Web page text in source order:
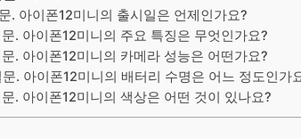
. 아이폰12미니의 출시일은 언제인가요?
. 아이폰12미니의 주요 특징은 무엇인가요?
. 아이폰12미니의 카메라 성능은 어떤가요?
문. 아이폰12미니의 배터리 수명은 어느 정도인가
. 아이폰12미니의 색상은 어떤 것이 있나요?